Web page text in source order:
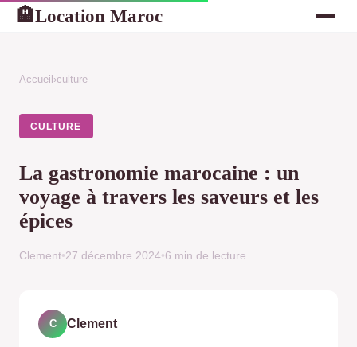
🏨Location Maroc
Accueil ›culture
CULTURE
La gastronomie marocaine : un
voyage à travers les saveurs et les
épices
Clement•27 décembre 2024•6 min de lecture
C Clement